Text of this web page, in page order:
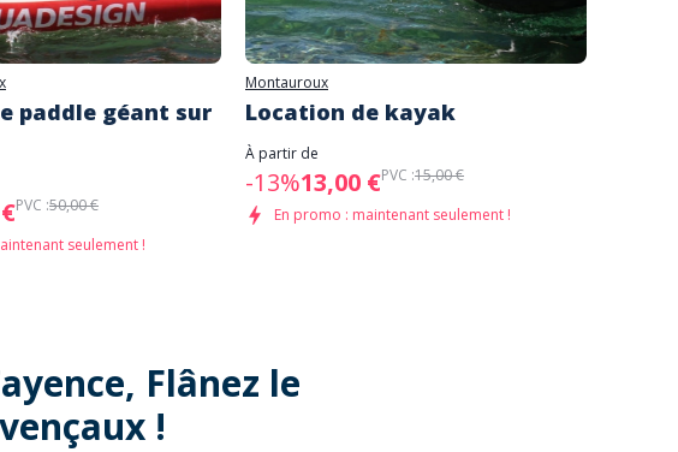
paddle géant sur
PVC :50,00 €
seulement !
Montauroux
Location de kayak
À partir de
-13%13,00 €PVC :15,00 €
En promo : maintenant seulement !
Flânez le
!